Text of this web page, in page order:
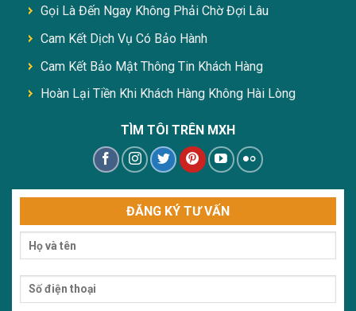
Gọi Là Đến Ngay Không Phải Chờ Đợi Lâu
Cam Kết Dịch Vụ Có Bảo Hành
Cam Kết Bảo Mật Thông Tin Khách Hàng
Hoàn Lại Tiền Khi Khách Hàng Không Hài Lòng
TÌM TÔI TRÊN MXH
ĐĂNG KÝ TƯ VẤN